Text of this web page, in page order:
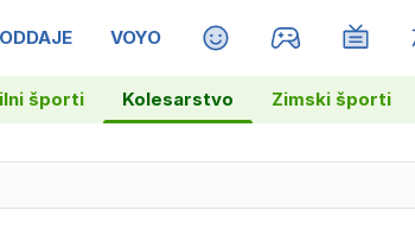
VOYO MAGAZIN
športi Kolesarstvo Zimski športi